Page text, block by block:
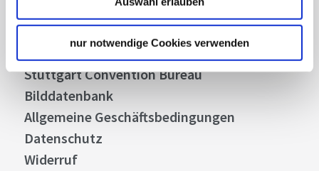
nur notwendige Cookies verwenden
Stellenangebote
Presse
Business
Stuttgart Convention Bureau
Bilddatenbank
Allgemeine Geschäftsbedingungen
Datenschutz
Widerruf